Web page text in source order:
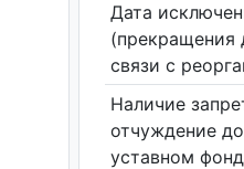
Дата
(прекращения
связи с
Наличие
отчуждение
уставном